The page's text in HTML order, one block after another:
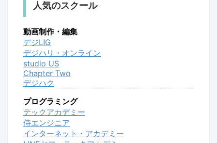
人気のスクール
動画制作・編集
デジLIG
デジハリ・オンライン
studio US
Chapter Two
デジハク
プログラミング
テックアカデミー
侍エンジニア
インターネット・アカデミー